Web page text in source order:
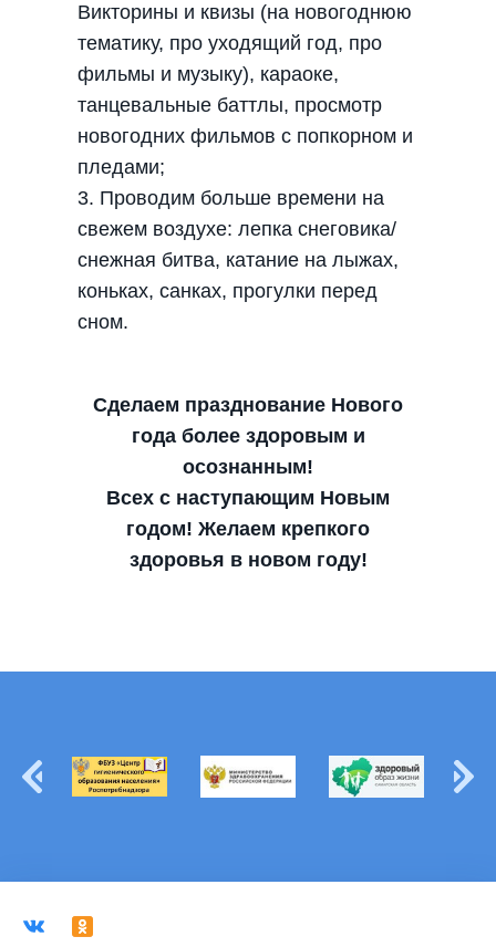
Викторины и квизы (на новогоднюю
тематику, про уходящий год, про
фильмы и музыку), караоке,
танцевальные баттлы, просмотр
новогодних фильмов с попкорном и
пледами;
3. Проводим больше времени на
свежем воздухе: лепка снеговика/
снежная битва, катание на лыжах,
коньках, санках, прогулки перед
сном.
Сделаем празднование Нового
года более здоровым и
осознанным!
Всех с наступающим Новым
годом! Желаем крепкого
здоровья в новом году!